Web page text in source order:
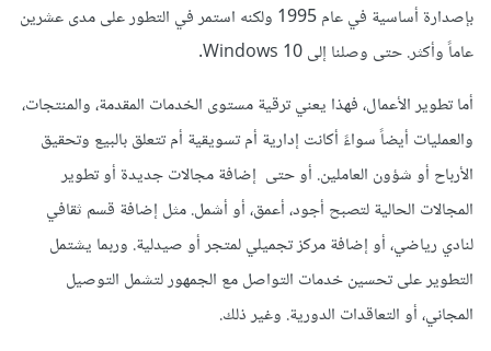
بإصدارة أساسية في عام 1995 ولكنه استمر في التطور على مدى عشرين
عاماً وأكثر. حتى وصلنا إلى Windows 10.
أما تطوير الأعمال، فهذا يعني ترقية مستوى الخدمات المقدمة، والمنتجات،
والعمليات أيضاً سواءً أكانت إدارية أم تسويقية أم تتعلق بالبيع وتحقيق
الأرباح أو شؤون العاملين. أو حتى إضافة مجالات جديدة أو تطوير
المجالات الحالية لتصبح أجود، أعمق، أو أشمل. مثل إضافة قسم ثقافي
لنادي رياضي، أو إضافة مركز تجميلي لمتجر أو صيدلية. وربما يشتمل
التطوير على تحسين خدمات التواصل مع الجمهور لتشمل التوصيل
المجاني، أو التعاقدات الدورية. وغير ذلك.